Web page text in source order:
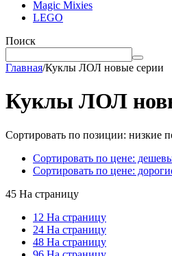
Magic Mixies
LEGO
Поиск
Главная/Куклы ЛОЛ новые серии
Куклы ЛОЛ
Сортировать по позиции: низкие
Сортировать по цене:
Сортировать по цене:
45 На страницу
12 На страницу
24 На страницу
48 На страницу